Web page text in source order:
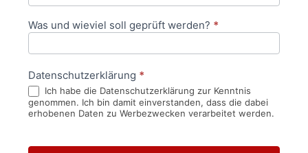
Was und wieviel soll geprüft werden? *
Datenschutzerklärung *
Ich habe die Datenschutzerklärung zur Kenntnis
genommen. Ich bin damit einverstanden, dass die dabei
erhobenen Daten zu Werbezwecken verarbeitet werden.